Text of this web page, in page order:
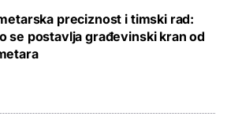
preciznost i timski rad:
se postavlja građevinski kran od